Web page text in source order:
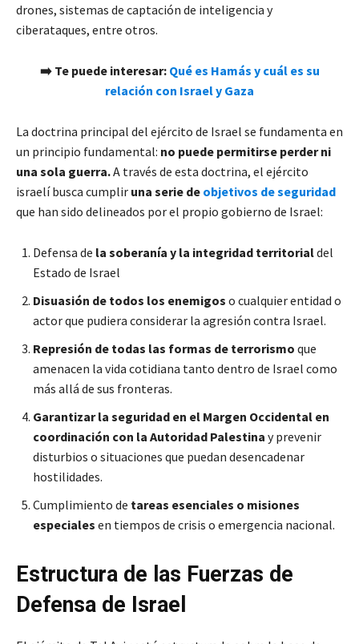
drones, sistemas de captación de inteligencia y
ciberataques, entre otros.
➡️ Te puede interesar: Qué es Hamás y cuál es su
relación con Israel y Gaza
La doctrina principal del ejército de Israel se fundamenta en
un principio fundamental: no puede permitirse perder ni
una sola guerra.A través de esta doctrina, el ejército
israelí busca cumplir una serie de objetivos de seguridad
que han sido delineados por el propio gobierno de Israel:
Defensa de la soberanía y la integridad territorialdel
Estado de Israel
Disuasión de todos los enemigos o cualquier entidad o
actor que pudiera considerar la agresión contra Israel.
Represión de todas las formas de terrorismo que
amenacen la vida cotidiana tanto dentro de Israel como
más allá de sus fronteras.
Garantizar la seguridad en el Margen Occidental en
coordinación con la Autoridad Palestina y prevenir
disturbios o situaciones que puedan desencadenar
hostilidades.
Cumplimiento de tareas esenciales o misiones
especiales en tiempos de crisis o emergencia nacional.
Estructura de las Fuerzas de
Defensa de Israel